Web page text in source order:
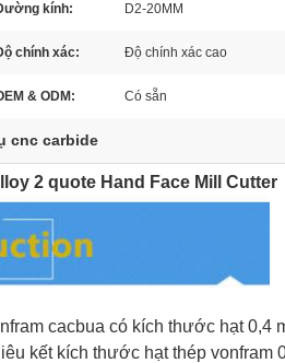
kính: D2-20MM
chính xác: Độ chính xác cao
& ODM: Có sẵn
cnc carbide
2 quote Hand Face Mill Cutter
cacbua có kích thước hạt 0,4
kết kích thước hạt thép vonfram